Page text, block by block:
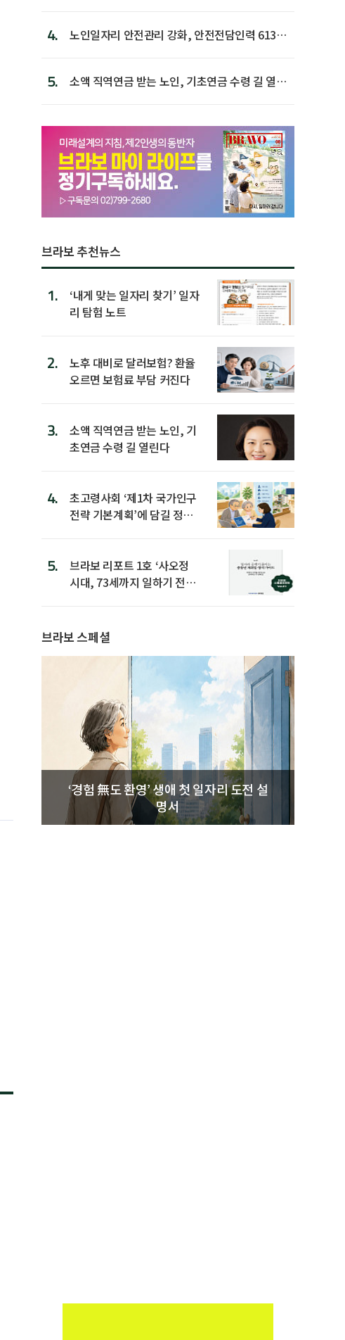
4.
노인일자리 안전관리 강화, 안전전담인력 613명
5.
소액 직역연금 받는 노인, 기초연금 수령 길 열린
브라보 추천뉴스
1.
‘내게 맞는 일자리 찾기’ 일자
리 탐험 노트
2.
노후 대비로 달러보험? 환율
오르면 보험료 부담 커진다
3.
소액 직역연금 받는 노인, 기
초연금 수령 길 열린다
4.
초고령사회 ‘제1차 국가인구
전략 기본계획’에 담길 정책
5.
브라보 리포트 1호 ‘사오정
시대, 73세까지 일하기 전략’
브라보 스페셜
‘경험 無도 환영’ 생애 첫 일자리 도전 설
명서